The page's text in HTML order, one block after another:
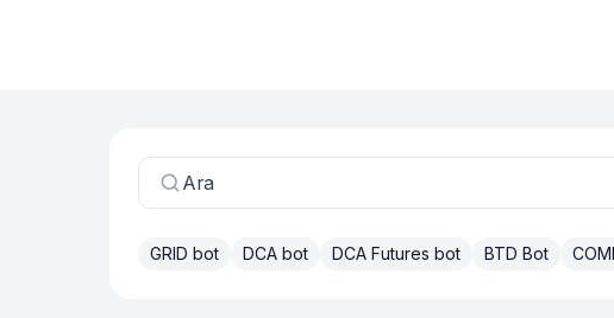
Ara
GRID bot DCA bot DCA Futures bot BTD Bot